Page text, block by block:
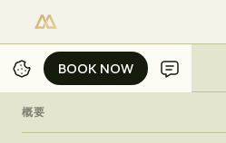
BOOK NOW
BOOK NOW
イベント
概要